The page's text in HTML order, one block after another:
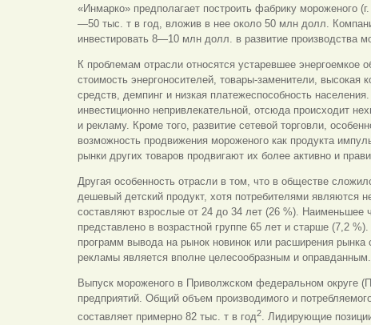
«Инмарко» предполагает построить фабрику мороженого
—50 тыс. т в год, вложив в нее около 50 млн долл.
инвестировать 8—10 млн долл. в развитие производства
К проблемам отрасли относятся устаревшее энергоемкое
стоимость энергоносителей, товары-заменители, высокая
средств, демпинг и низкая платежеспособность
инвестиционно непривлекательной, отсюда происходит
и рекламу. Кроме того, развитие сетевой торговли,
возможность продвижения мороженого как продукта
рынки других товаров продвигают их более активно и
Другая особенность отрасли в том, что в обществе
дешевый детский продукт, хотя потребителями являются
составляют взрослые от 24 до 34 лет (26 %). Наименьшее
представлено в возрастной группе 65 лет и старше (7,2
программ вывода на рынок новинок или расширения рынка
рекламы является вполне целесообразным и оправданным.
Выпуск мороженого в Приволжском федеральном округе
предприятий. Общий объем производимого и
составляет примерно 82 тыс. т в год2. Лидирующие